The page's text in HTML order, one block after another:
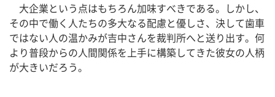
大企業という点はもちろん加味すべきである。しかし、
その中で働く人たちの多大なる配慮と優しさ、決して歯車
ではない人の温かみが吉中さんを裁判所へと送り出す。何
より普段からの人間関係を上手に構築してきた彼女の人柄
が大きいだろう。